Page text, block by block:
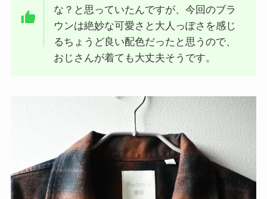
な？と思っていたんですが、今回のブラ
ウンは絶妙な可愛さと大人っぽさを感じ
るちょうど良い配色だったと思うので、
おじさんが着ても大丈夫そうです。